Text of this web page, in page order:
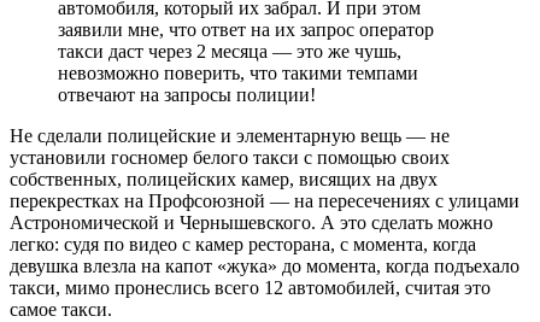
автомобиля, который их забрал. И при этом
заявили мне, что ответ на их запрос оператор
такси даст через 2 месяца — это же чушь,
невозможно поверить, что такими темпами
отвечают на запросы полиции!
Не сделали полицейские и элементарную вещь — не
установили госномер белого такси с помощью своих
собственных, полицейских камер, висящих на двух
перекрестках на Профсоюзной — на пересечениях с улицами
Астрономической и Чернышевского. А это сделать можно
легко: судя по видео с камер ресторана, с момента, когда
девушка влезла на капот «жука» до момента, когда подъехало
такси, мимо пронеслись всего 12 автомобилей, считая это
самое такси.